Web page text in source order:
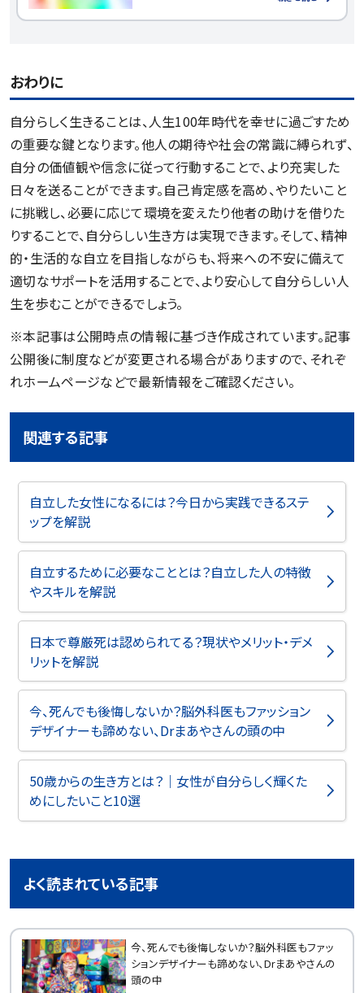
おわりに
自分らしく生きることは、人生100年時代を幸せに過ごすため
の重要な鍵となります。他人の期待や社会の常識に縛られず、
自分の価値観や信念に従って行動することで、より充実した
日々を送ることができます。自己肯定感を高め、やりたいこと
に挑戦し、必要に応じて環境を変えたり他者の助けを借りた
りすることで、自分らしい生き方は実現できます。そして、精神
的・生活的な自立を目指しながらも、将来への不安に備えて
適切なサポートを活用することで、より安心して自分らしい人
生を歩むことができるでしょう。
※本記事は公開時点の情報に基づき作成されています。記事
公開後に制度などが変更される場合がありますので、それぞ
れホームページなどで最新情報をご確認ください。
関連する記事
自立した女性になるには？今日から実践できるステ
ップを解説
自立するために必要なこととは？自立した人の特徴
やスキルを解説
日本で尊厳死は認められてる？現状やメリット・デメ
リットを解説
今、死んでも後悔しないか？脳外科医もファッション
デザイナーも諦めない、Drまあやさんの頭の中
50歳からの生き方とは？｜女性が自分らしく輝くた
めにしたいこと10選
よく読まれている記事
今、死んでも後悔しないか？脳外科医もファッ
ションデザイナーも諦めない、Drまあやさんの
頭の中